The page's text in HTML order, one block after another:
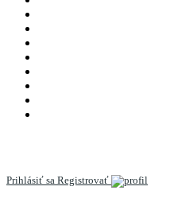
Prihlásiť sa Registrovať